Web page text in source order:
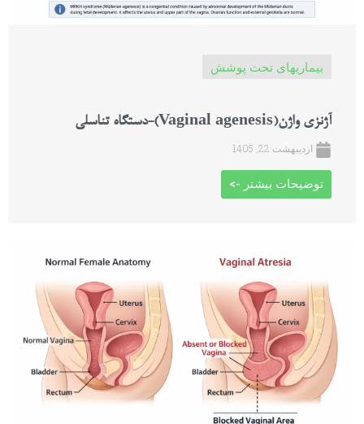
بیماریهای تحت پوشش
آژنزی واژن(Vaginal agenesis)-دستگاه تناسلی
اردیبهشت 22, 1405
توضیحات بیشتر ->